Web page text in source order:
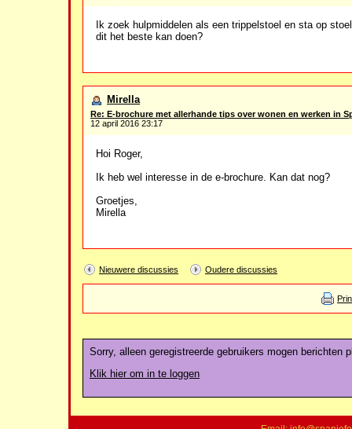
Ik zoek hulpmiddelen als een trippelstoel en sta op
dit het beste kan doen?
Mirella
Re: E-brochure met allerhande tips over wonen en werken in
12 april 2016 23:17
Hoi Roger,
Ik heb wel interesse in de e-brochure. Kan dat nog?
Groetjes,
Mirella
Nieuwere discussies Oudere discussies
Sorry, alleen geregistreerde gebruikers mogen berichten
Klik hier om in te loggen